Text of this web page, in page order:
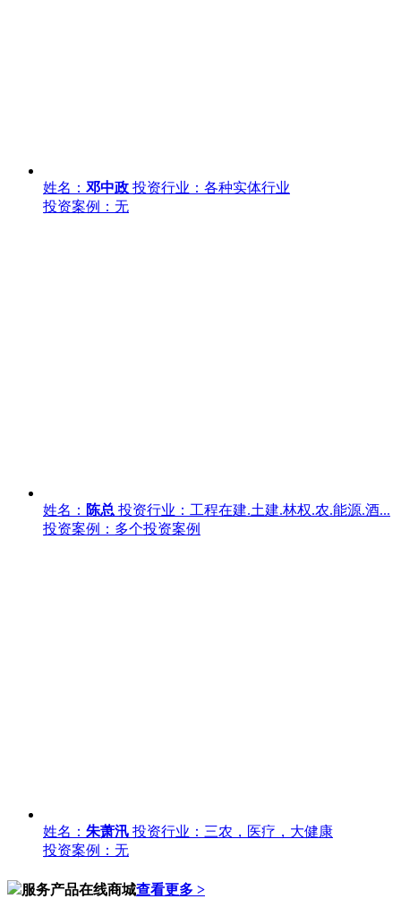
姓名： 邓中政 投资行业：各种实体行业
投资案例：无
姓名： 陈总 投资行业：工程在建.土建.林权.农.能源.酒...
投资案例：多个投资案例
姓名： 朱萧汛 投资行业：三农，医疗，大健康
投资案例：无
服务产品在线商城查看更多 >